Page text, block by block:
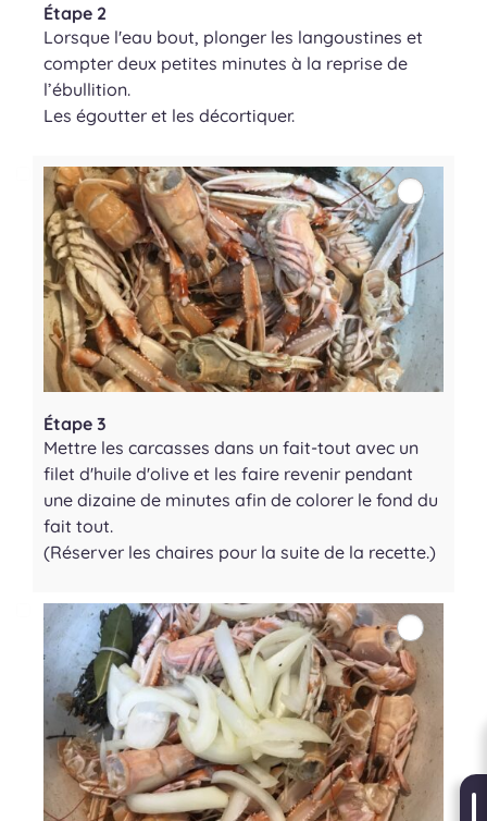
Étape 2
Lorsque l'eau bout, plonger les langoustines et
compter deux petites minutes à la reprise de
l’ébullition.
Les égoutter et les décortiquer.
Étape 3
Mettre les carcasses dans un fait-tout avec un
filet d'huile d'olive et les faire revenir pendant
une dizaine de minutes afin de colorer le fond du
fait tout.
(Réserver les chaires pour la suite de la recette.)